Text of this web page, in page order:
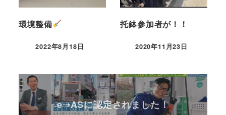
環境整備
2022年8月18日
托鉢参加者が！！
2020年11月23日
e➝ASに認定されました！